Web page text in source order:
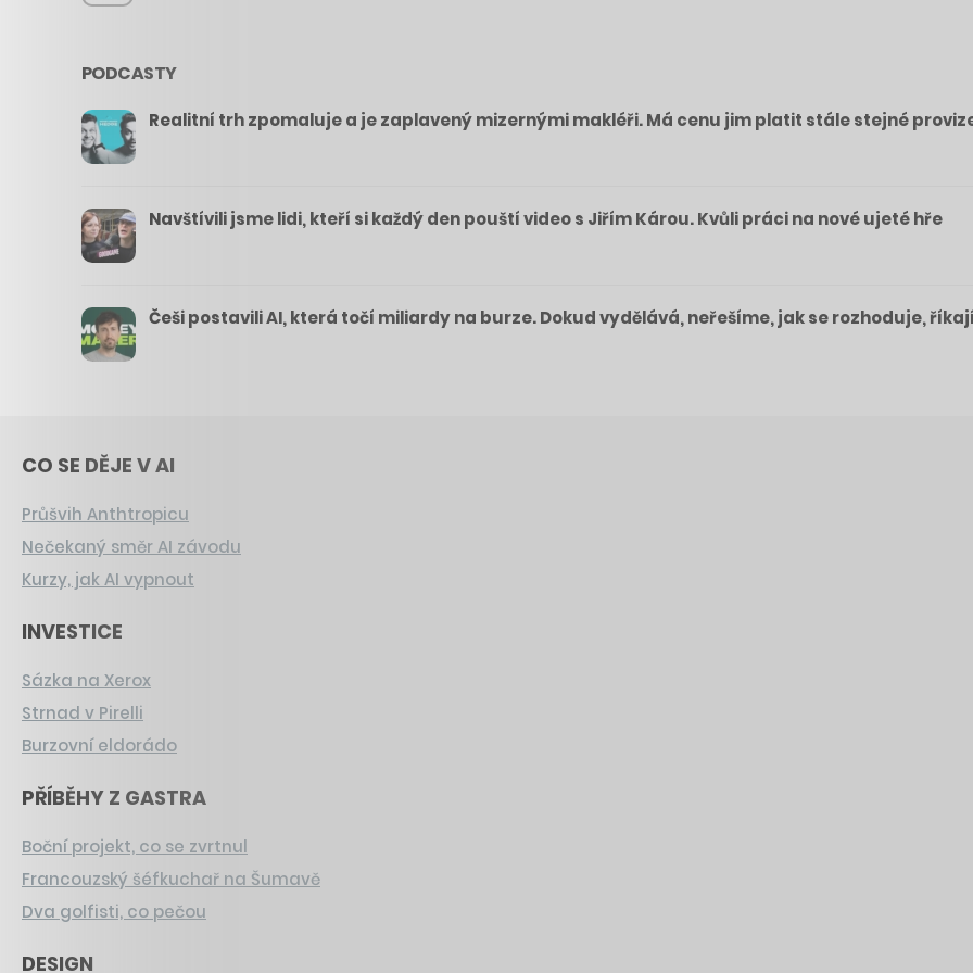
PODCASTY
Realitní trh zpomaluje a je zaplavený mizernými makléři. Má cenu jim platit stále stejné
Navštívili jsme lidi, kteří si každý den pouští video s Jiřím Károu. Kvůli práci na nové ujeté hře
Češi postavili AI, která točí miliardy na burze. Dokud vydělává, neřešíme, jak se rozhoduje,
CO SE DĚJE V AI
Průšvih Anthtropicu
Nečekaný směr AI závodu
Kurzy, jak AI vypnout
INVESTICE
Sázka na Xerox
Strnad v Pirelli
Burzovní eldorádo
PŘÍBĚHY Z GASTRA
Boční projekt, co se zvrtnul
Francouzský šéfkuchař na Šumavě
Dva golfisti, co pečou
DESIGN